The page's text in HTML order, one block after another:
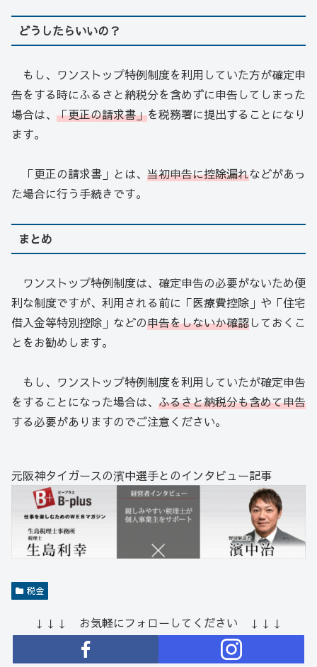
どうしたらいいの？
もし、ワンストップ特例制度を利用していた方が確定申
告をする時にふるさと納税分を含めずに申告してしまった
場合は、 「更正の請求書」を税務署に提出することになり
ます。
「更正の請求書」とは、 当初申告に控除漏れなどがあっ
た場合に行う手続きです。
まとめ
ワンストップ特例制度は、確定申告の必要がないため便
利な制度ですが、利用される前に「医療費控除」や「住宅
借入金等特別控除」などの申告をしないか確認しておくこ
とをお勧めします。
もし、ワンストップ特例制度を利用していたが確定申告
をすることになった場合は、 ふるさと納税分も含めて申告
する必要がありますのでご注意ください。
元阪神タイガースの濱中選手とのインタビュー記事
税金
↓↓↓ お気軽にフォローしてください ↓↓↓